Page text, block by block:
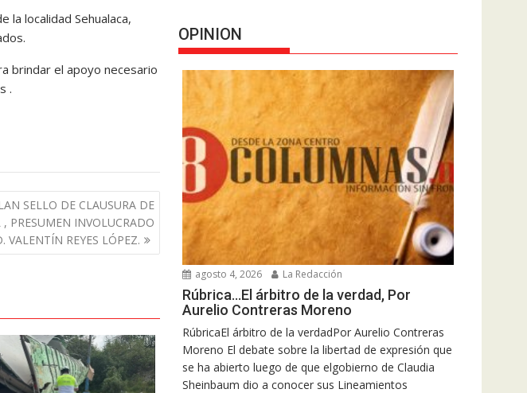
la localidad Sehualaca,
brindar el apoyo necesario
.
SELLO DE CLAUSURA DE
PRESUMEN INVOLUCRADO
VALENTÍN REYES LÓPEZ.
OPINION
agosto 4, 2026 La Redacción
Rúbrica…El árbitro de la verdad, Por
Aurelio Contreras Moreno
RúbricaEl árbitro de la verdadPor Aurelio Contreras
Moreno El debate sobre la libertad de expresión que
se ha abierto luego de que elgobierno de Claudia
Sheinbaum dio a conocer sus Lineamientos